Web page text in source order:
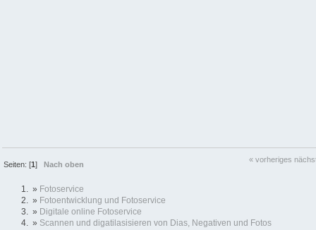
Seiten: [1]Nach oben
« vorheriges
» Fotoservice
» Fotoentwicklung und Fotoservice
» Digitale online Fotoservice
» Scannen und digatilasisieren von Dias, Negativen und Fotos